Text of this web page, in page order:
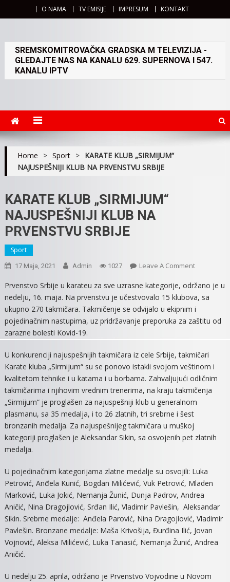
O NAMA TV EMISIJE IMPRESUM KONTAKT
SREMSKOMITROVAČKA GRADSKA M TELEVIZIJA -
GLEDAJTE NAS NA KANALU 629. SUPERNOVA I 547.
KANALU IPTV
Home > Sport > KARATE KLUB „SIRMIJUM“
NAJUSPEŠNIJI KLUB NA PRVENSTVU SRBIJE
KARATE KLUB „SIRMIJUM“
NAJUSPEŠNIJI KLUB NA
PRVENSTVU SRBIJE
Sport
17 Maja, 2021 Admin 1027 Leave A CommentOn
KLUB
„SIRMIJUM“
KLUB
SRBIJE
Prvenstvo Srbije u karateu za sve uzrasne kategorije, održano je u
nedelju, 16. maja. Na prvenstvu je učestvovalo 15 klubova, sa
ukupno 270 takmičara. Takmičenje se odvijalo u ekipnim i
pojedinačnim nastupima, uz pridržavanje preporuka za zaštitu od
zarazne bolesti Kovid-19.
U konkurenciji najuspešnijih takmičara iz cele Srbije, takmičari
Karate kluba „Sirmijum“ su se ponovo istakli svojom veštinom i
kvalitetom tehnike i u katama i u borbama. Zahvaljujući odličnim
takmičarima i njihovim vrednim trenerima, na kraju takmičenja
„Sirmijum“ je proglašen za najuspešniji klub u generalnom
plasmanu, sa 35 medalja, i to 26 zlatnih, tri srebrne i šest
bronzanih medalja. Za najuspešnijeg takmičara u muškoj
kategoriji proglašen je Aleksandar Sikin, sa osvojenih pet zlatnih
medalja.
U pojedinačnim kategorijama zlatne medalje su osvojili: Luka
Petrović, Anđela Kunić, Bogdan Milićević, Vuk Petrović, Mladen
Marković, Luka Jokić, Nemanja Žunić, Dunja Padrov, Andrea
Aničić, Nina Dragojlović, Srđan Ilić, Vladimir Pavlešin, Aleksandar
Sikin. Srebrne medalje: Anđela Parović, Nina Dragojlović, Vladimir
Pavlešin. Bronzane medalje: Maša Krivošija, Đurđina Ilić, Jovan
Vojnović, Aleksa Milićević, Luka Tanasić, Nemanja Žunić, Andrea
Aničić.
U nedelju 25. aprila, održano je Prvenstvo Vojvodine u Novom